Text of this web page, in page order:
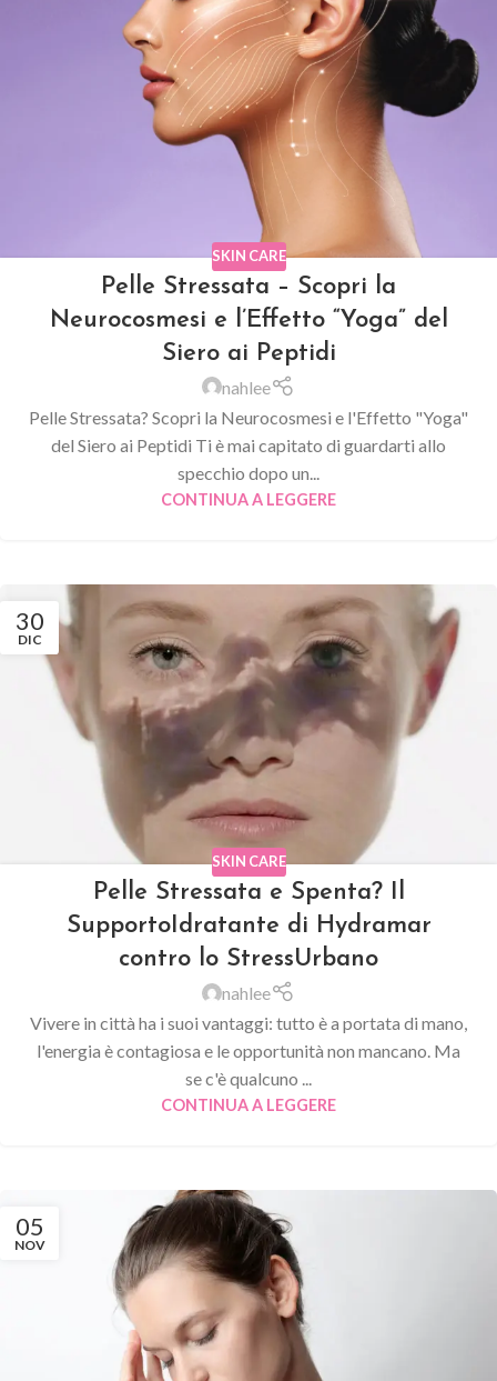
SKIN CARE
Pelle Stressata – Scopri la
Neurocosmesi e l’Effetto “Yoga” del
Siero ai Peptidi
nahlee
Pelle Stressata? Scopri la Neurocosmesi e l'Effetto "Yoga"
del Siero ai Peptidi Ti è mai capitato di guardarti allo
specchio dopo un...
CONTINUA A LEGGERE
30
DIC
SKIN CARE
Pelle Stressata e Spenta? Il
SupportoIdratante di Hydramar
contro lo StressUrbano
nahlee
Vivere in città ha i suoi vantaggi: tutto è a portata di mano,
l'energia è contagiosa e le opportunità non mancano. Ma
se c'è qualcuno ...
CONTINUA A LEGGERE
05
NOV